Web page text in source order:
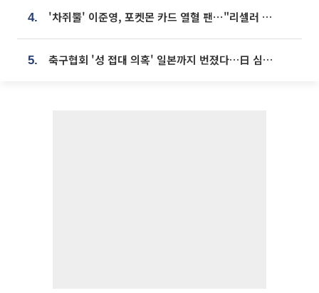
4. '차쥐뿔' 이준영, 포켓몬 카드 열혈 팬⋯"리셀러 처단할 것"
5. 축구협회 '성 접대 의혹' 일본까지 번졌다…日 심판 실명 공개